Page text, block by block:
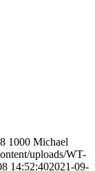
1000 Michael
uploads/WT-
14:52:402021-09-